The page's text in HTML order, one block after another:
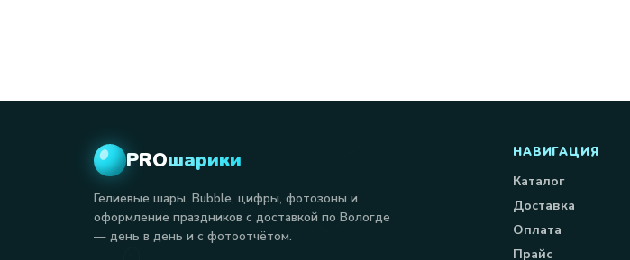
PROшарики
Гелиевые шары, Bubble, цифры, фотозоны и
оформление праздников с доставкой по Вологде
— день в день и с фотоотчётом.
НАВИГАЦИЯ
Каталог
Доставка
Оплата
Прайс